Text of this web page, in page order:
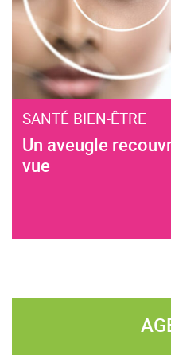
SANTÉ BIEN-ÊTRE
Un aveugle
vue